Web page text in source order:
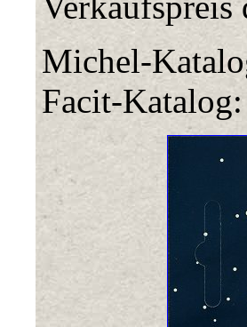
Michel-
Facit-Katalog: